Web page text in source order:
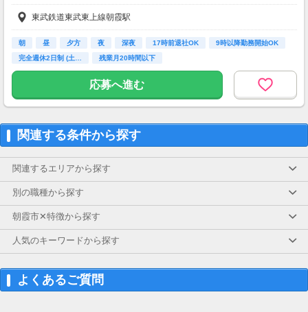
※上記月給は経歴換算・一律手当含む
■住宅手当
■賞与：年2回
■昇給あり
東武鉄道東武東上線朝霞駅
朝 昼 夕方 夜 深夜 17時前退社OK
9時以降勤務開始OK
完全週休2日制 (土…
残業月20時間以下
応募へ進む
関連する条件から探す
関連するエリアから探す
別の職種から探す
朝霞市✕特徴から探す
人気のキーワードから探す
よくあるご質問